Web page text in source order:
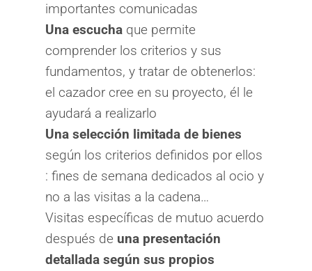
importantes comunicadas
Una escuchaque permite
comprender los criterios y sus
fundamentos, y tratar de obtenerlos:
el cazador cree en su proyecto, él le
ayudará a realizarlo
Una selección limitada de bienes
según los criterios definidos por ellos
: fines de semana dedicados al ocio y
no a las visitas a la cadena…
Visitas específicas de mutuo acuerdo
después de una presentación
detallada según sus propios